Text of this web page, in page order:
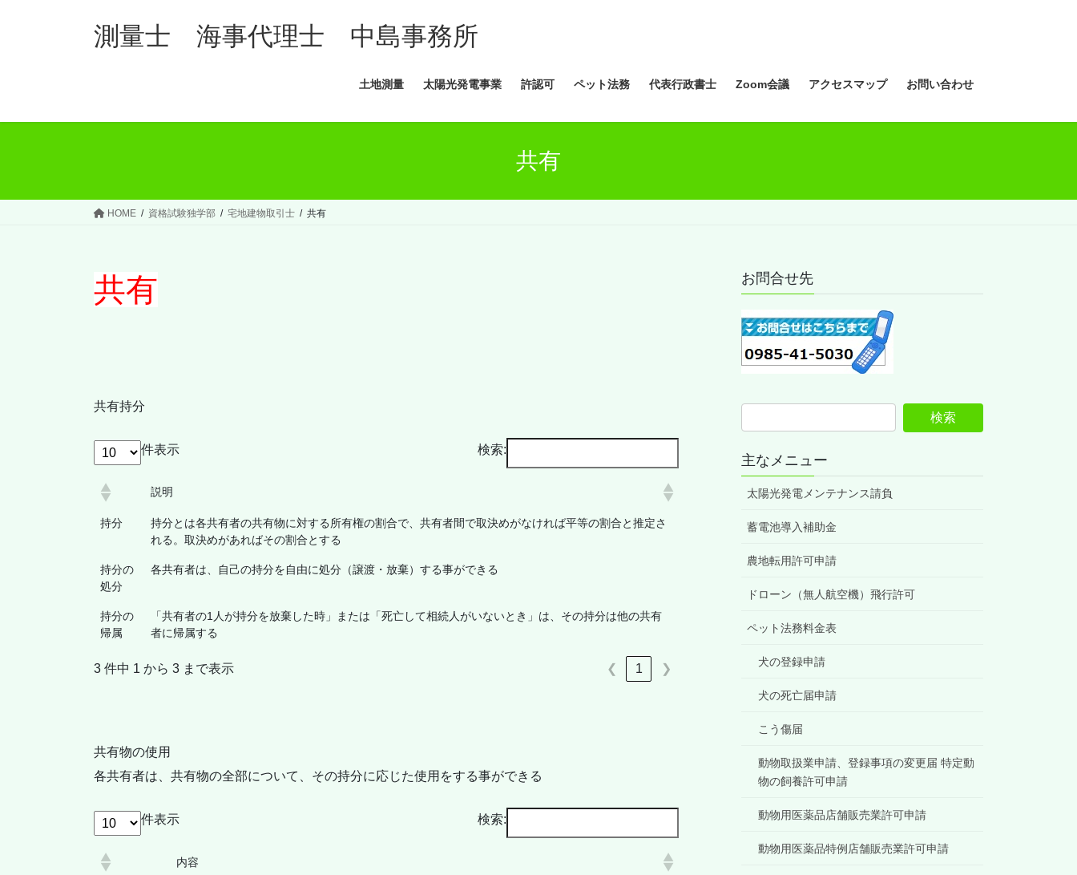
ス
ン
測量士 海事代理士 中島事務所
土地測量 太陽光発電事業 許認可 ペット法務 代表行政書士 Zoom会議 アクセスマップ お問い合わせ
共有
HOME 資格試験独学部 宅地建物取引士 共有
共有
共有持分
件表示 検索:
説明
持分
持分とは各共有者の共有物に対する所有権の割合で、共有者間で取決めがなければ平等の割合と推定さ
れる。取決めがあればその割合とする
持分の
処分
各共有者は、自己の持分を自由に処分（譲渡・放棄）する事ができる
持分の
帰属
「共有者の1人が持分を放棄した時」または「死亡して相続人がいないとき」は、その持分は他の共有
者に帰属する
3 件中 1 から 3 まで表示 ❮ 1 ❯
共有物の使用
各共有者は、共有物の全部について、その持分に応じた使用をする事ができる
件表示 検索:
内容
お問合せ先
主なメニュー
太陽光発電メンテナンス請負
蓄電池導入補助金
農地転用許可申請
ドローン（無人航空機）飛行許可
ペット法務料金表
犬の登録申請
犬の死亡届申請
こう傷届
動物取扱業申請、登録事項の変更届 特定動
物の飼養許可申請
動物用医薬品店舗販売業許可申請
動物用医薬品特例店舗販売業許可申請